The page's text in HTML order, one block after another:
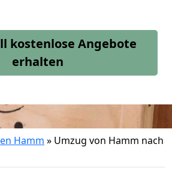
kostenlose Angebote
erhalten
Hamm » Umzug von Hamm nach